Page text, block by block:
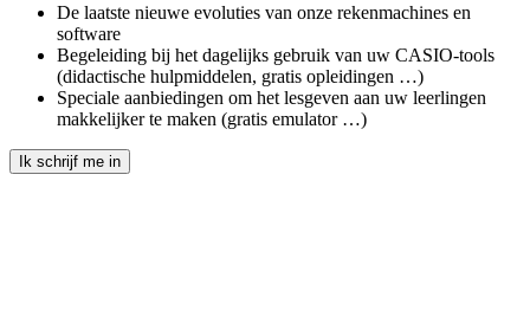
De laatste nieuwe evoluties van onze rekenmachines en
software
Begeleiding bij het dagelijks gebruik van uw CASIO-tools
(didactische hulpmiddelen, gratis opleidingen …)
Speciale aanbiedingen om het lesgeven aan uw leerlingen
makkelijker te maken (gratis emulator …)
Ik schrijf me in